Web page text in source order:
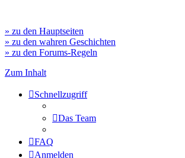
» zu den Hauptseiten
» zu den wahren Geschichten
» zu den Forums-Regeln
Zum Inhalt
Schnellzugriff
Das Team
FAQ
Anmelden